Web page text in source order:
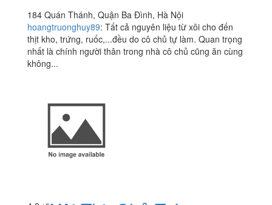
184 Quán Thánh, Quận Ba Đình, Hà Nội
hoangtruonghuy89: Tất cả nguyên liệu từ xôi cho đến
thịt kho, trứng, ruốc,...đều do cô chủ tự làm. Quan trọng
nhất là chính người thân trong nhà cô chủ cũng ăn cùng
không...